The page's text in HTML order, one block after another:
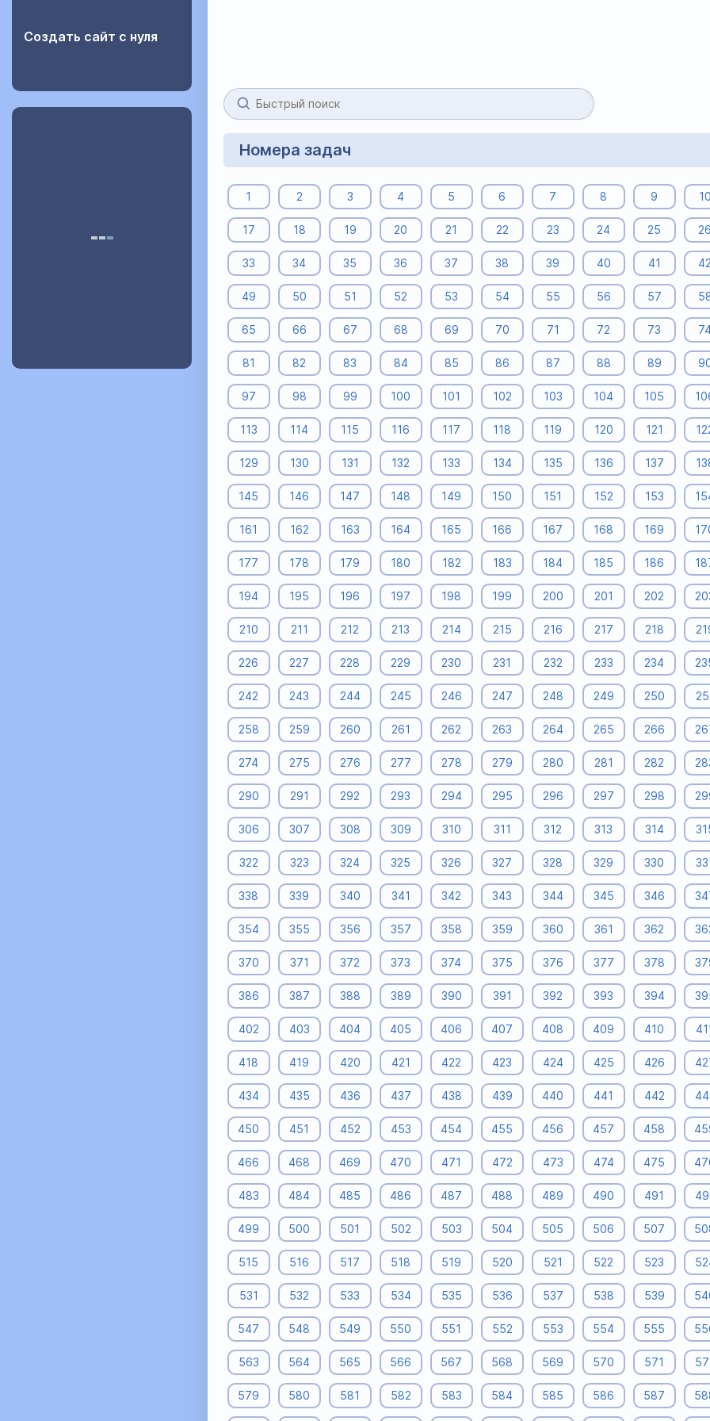
Создать сайт с нуля
Номера задач
1 2 3 4 5 6 7 8 9
17 18 19 20 21 22 23 24 25
33 34 35 36 37 38 39 40 41
49 50 51 52 53 54 55 56 57
65 66 67 68 69 70 71 72 73
81 82 83 84 85 86 87 88 89
97 98 99 100 101 102 103 104 105
113 114 115 116 117 118 119 120 121
129 130 131 132 133 134 135 136 137
145 146 147 148 149 150 151 152 153
161 162 163 164 165 166 167 168 169
177 178 179 180 182 183 184 185 186
194 195 196 197 198 199 200 201 202
210 211 212 213 214 215 216 217 218
226 227 228 229 230 231 232 233 234
242 243 244 245 246 247 248 249 250
258 259 260 261 262 263 264 265 266
274 275 276 277 278 279 280 281 282
290 291 292 293 294 295 296 297 298
306 307 308 309 310 311 312 313 314
322 323 324 325 326 327 328 329 330
338 339 340 341 342 343 344 345 346
354 355 356 357 358 359 360 361 362
370 371 372 373 374 375 376 377 378
386 387 388 389 390 391 392 393 394
402 403 404 405 406 407 408 409 410
418 419 420 421 422 423 424 425 426
434 435 436 437 438 439 440 441 442
450 451 452 453 454 455 456 457 458
466 468 469 470 471 472 473 474 475
483 484 485 486 487 488 489 490 491
499 500 501 502 503 504 505 506 507
515 516 517 518 519 520 521 522 523
531 532 533 534 535 536 537 538 539
547 548 549 550 551 552 553 554 555
563 564 565 566 567 568 569 570 571
579 580 581 582 583 584 585 586 587